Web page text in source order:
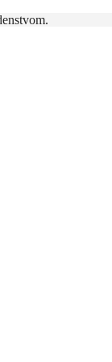
poradenstvom.